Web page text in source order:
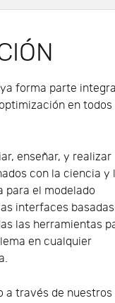
forma parte
en todos
enseñar, y realizar
con la ciencia y
para el modelado
interfaces basadas
las herramientas
en cualquier
a través de